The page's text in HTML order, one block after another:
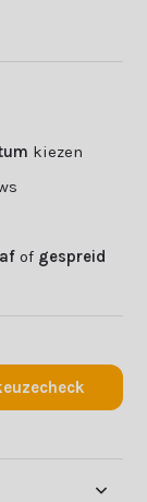
kiezen
of gespreid